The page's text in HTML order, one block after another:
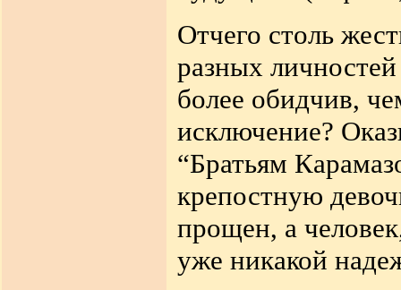
Отчего столь
разных
более обидчив,
исключение?
“Братьям
крепостную
прощен, а
уже никакой